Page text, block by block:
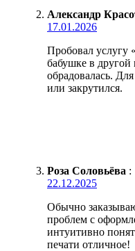
Александр
17.01.2026
Пробовал услугу
бабушке в
обрадовалась.
или закрутился.
Роза Соловьёва :
22.12.2025
Обычно
проблем с
интуитивно
печати отличное!